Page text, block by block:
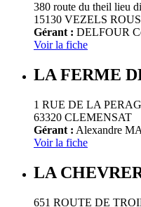
380 route du theil lieu
15130 VEZELS
Gérant : DELFOUR
Voir la fiche
LA FERME
1 RUE DE LA
63320 CLEMENSAT
Gérant : Alexandre
Voir la fiche
LA
651 ROUTE DE